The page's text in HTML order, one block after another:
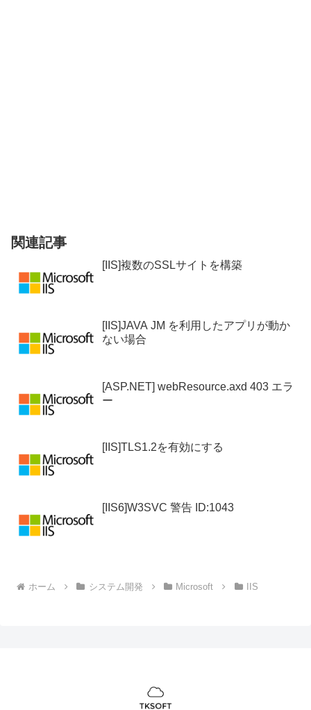
関連記事
[IIS]複数のSSLサイトを構築
[IIS]JAVA JM を利用したアプリが動か
ない場合
[ASP.NET] webResource.axd 403 エラ
ー
[IIS]TLS1.2を有効にする
[IIS6]W3SVC 警告 ID:1043
ホーム システム開発 Microsoft IIS